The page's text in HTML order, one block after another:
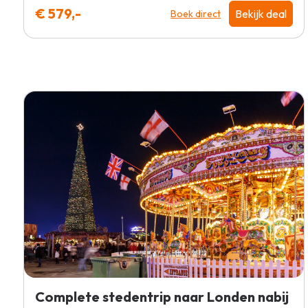
€ 579,- Boek direct Bekijk deal
Complete stedentrip naar Londen nabij